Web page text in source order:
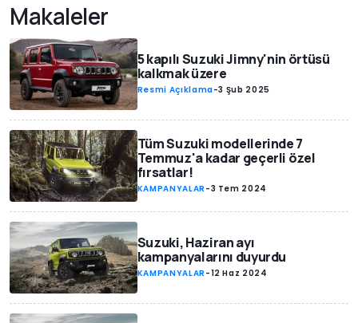
Makaleler
5 kapılı Suzuki Jimny'nin örtüsü
kalkmak üzere
Resmi Açıklama-3 Şub 2025
Tüm Suzuki modellerinde 7
Temmuz'a kadar geçerli özel
fırsatlar!
KAMPANYALAR -3 Tem 2024
Suzuki, Haziran ayı
kampanyalarını duyurdu
KAMPANYALAR -12 Haz 2024